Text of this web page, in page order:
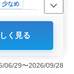
少なめ
経験者を求
野市内の整備
を担当しま
おり、安定し
く見る
29〜2026/09/28